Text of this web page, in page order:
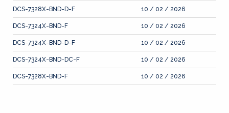
DCS-7328X-BND-D-F 10 / 02 / 2026
DCS-7324X-BND-F 10 / 02 / 2026
DCS-7324X-BND-D-F 10 / 02 / 2026
DCS-7324X-BND-DC-F 10 / 02 / 2026
DCS-7328X-BND-F 10 / 02 / 2026